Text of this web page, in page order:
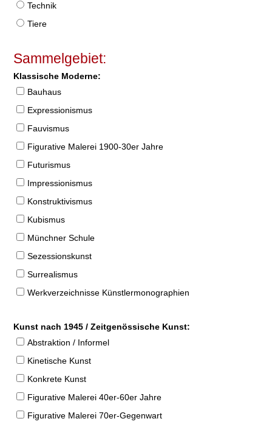
Technik
Tiere
Sammelgebiet:
Klassische Moderne:
Bauhaus
Expressionismus
Fauvismus
Figurative Malerei 1900-30er Jahre
Futurismus
Impressionismus
Konstruktivismus
Kubismus
Münchner Schule
Sezessionskunst
Surrealismus
Werkverzeichnisse Künstlermonographien
Kunst nach 1945 / Zeitgenössische Kunst:
Abstraktion / Informel
Kinetische Kunst
Konkrete Kunst
Figurative Malerei 40er-60er Jahre
Figurative Malerei 70er-Gegenwart